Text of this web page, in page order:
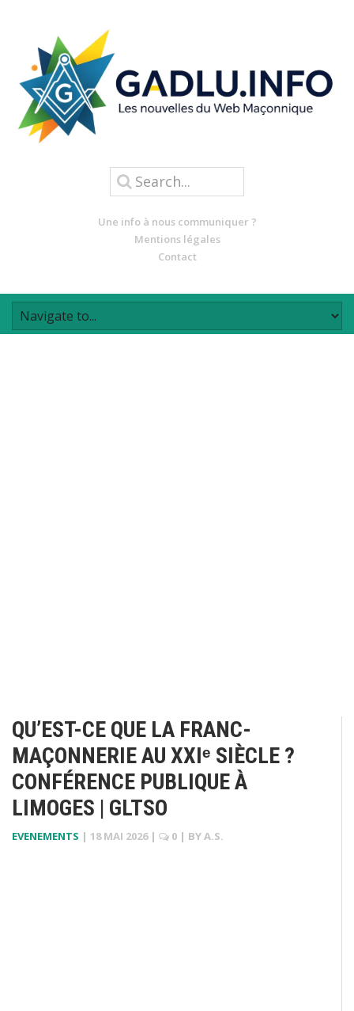
Une info à nous communiquer ?
Mentions légales
Contact
QU’EST-CE QUE LA FRANC-
MAÇONNERIE AU XXIᵉ SIÈCLE ?
CONFÉRENCE PUBLIQUE À
LIMOGES | GLTSO
EVENEMENTS | 18 MAI 2026 | 0 | BYA.S.